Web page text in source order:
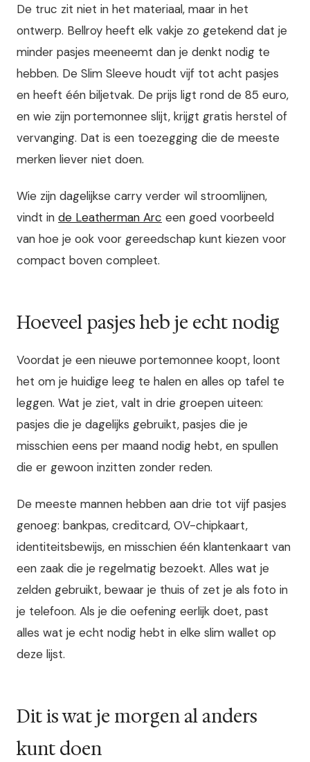
De truc zit niet in het materiaal, maar in het
ontwerp. Bellroy heeft elk vakje zo getekend dat je
minder pasjes meeneemt dan je denkt nodig te
hebben. De Slim Sleeve houdt vijf tot acht pasjes
en heeft één biljetvak. De prijs ligt rond de 85 euro,
en wie zijn portemonnee slijt, krijgt gratis herstel of
vervanging. Dat is een toezegging die de meeste
merken liever niet doen.
Wie zijn dagelijkse carry verder wil stroomlijnen,
vindt in de Leatherman Arc een goed voorbeeld
van hoe je ook voor gereedschap kunt kiezen voor
compact boven compleet.
Hoeveel pasjes heb je echt nodig
Voordat je een nieuwe portemonnee koopt, loont
het om je huidige leeg te halen en alles op tafel te
leggen. Wat je ziet, valt in drie groepen uiteen:
pasjes die je dagelijks gebruikt, pasjes die je
misschien eens per maand nodig hebt, en spullen
die er gewoon inzitten zonder reden.
De meeste mannen hebben aan drie tot vijf pasjes
genoeg: bankpas, creditcard, OV-chipkaart,
identiteitsbewijs, en misschien één klantenkaart van
een zaak die je regelmatig bezoekt. Alles wat je
zelden gebruikt, bewaar je thuis of zet je als foto in
je telefoon. Als je die oefening eerlijk doet, past
alles wat je echt nodig hebt in elke slim wallet op
deze lijst.
Dit is wat je morgen al anders
kunt doen